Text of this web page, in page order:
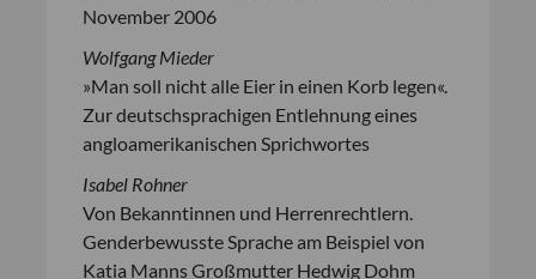
November 2006
Wolfgang Mieder
»Man soll nicht alle Eier in einen Korb legen«.
Zur deutschsprachigen Entlehnung eines
angloamerikanischen Sprichwortes
Isabel Rohner
Von Bekanntinnen und Herrenrechtlern.
Genderbewusste Sprache am Beispiel von
Katia Manns Großmutter Hedwig Dohm